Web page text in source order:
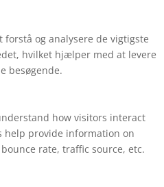
og analysere de vigtigste
hvilket hjælper med at levere
besøgende.
how visitors interact
help provide information on
rate, traffic source, etc.